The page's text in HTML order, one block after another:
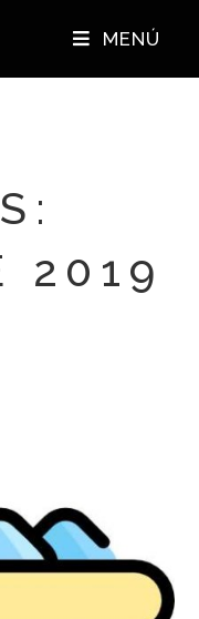
MENÚ
2019